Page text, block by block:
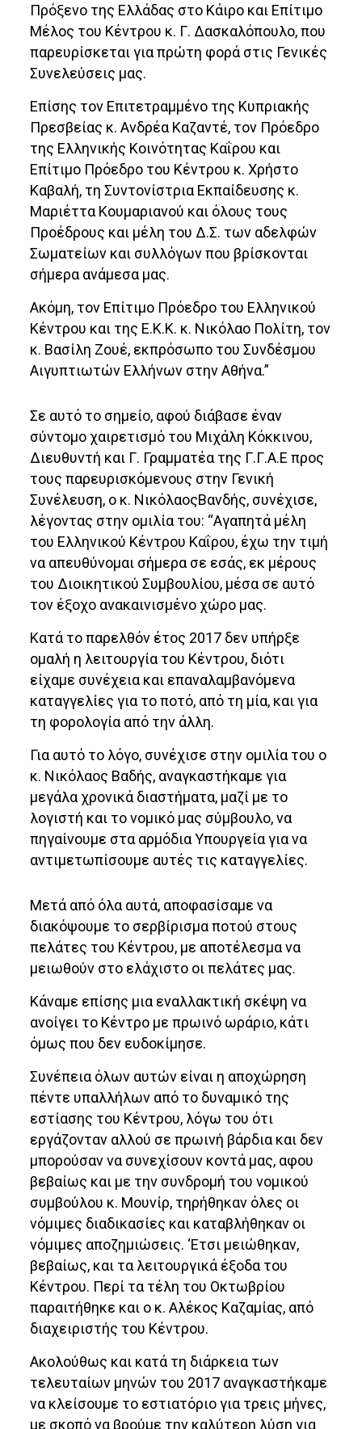
Πρόξενο της Ελλάδας στο Κάιρο και Επίτιμο
Μέλος του Κέντρου κ. Γ. Δασκαλόπουλο, που
παρευρίσκεται για πρώτη φορά στις Γενικές
Συνελεύσεις μας.
Επίσης τον Επιτετραμμένο της Κυπριακής
Πρεσβείας κ. Ανδρέα Καζαντέ, τον Πρόεδρο
της Ελληνικής Κοινότητας Καΐρου και
Επίτιμο Πρόεδρο του Κέντρου κ. Χρήστο
Καβαλή, τη Συντονίστρια Εκπαίδευσης κ.
Μαριέττα Κουμαριανού και όλους τους
Προέδρους και μέλη του Δ.Σ. των αδελφών
Σωματείων και συλλόγων που βρίσκονται
σήμερα ανάμεσα μας.
Ακόμη, τον Επίτιμο Πρόεδρο του Ελληνικού
Κέντρου και της Ε.Κ.Κ. κ. Νικόλαο Πολίτη, τον
κ. Βασίλη Ζουέ, εκπρόσωπο του Συνδέσμου
Αιγυπτιωτών Ελλήνων στην Αθήνα.”
Σε αυτό το σημείο, αφού διάβασε έναν
σύντομο χαιρετισμό του Μιχάλη Κόκκινου,
Διευθυντή και Γ. Γραμματέα της Γ.Γ.Α.Ε προς
τους παρευρισκόμενους στην Γενική
Συνέλευση, ο κ. ΝικόλαοςΒανδής, συνέχισε,
λέγοντας στην ομιλία του: “Αγαπητά μέλη
του Ελληνικού Κέντρου Καΐρου, έχω την τιμή
να απευθύνομαι σήμερα σε εσάς, εκ μέρους
του Διοικητικού Συμβουλίου, μέσα σε αυτό
τον έξοχο ανακαινισμένο χώρο μας.
Κατά το παρελθόν έτος 2017 δεν υπήρξε
ομαλή η λειτουργία του Κέντρου, διότι
είχαμε συνέχεια και επαναλαμβανόμενα
καταγγελίες για το ποτό, από τη μία, και για
τη φορολογία από την άλλη.
Για αυτό το λόγο, συνέχισε στην ομιλία του ο
κ. Νικόλαος Βαδής, αναγκαστήκαμε για
μεγάλα χρονικά διαστήματα, μαζί με το
λογιστή και το νομικό μας σύμβουλο, να
πηγαίνουμε στα αρμόδια Υπουργεία για να
αντιμετωπίσουμε αυτές τις καταγγελίες.
Μετά από όλα αυτά, αποφασίσαμε να
διακόψουμε το σερβίρισμα ποτού στους
πελάτες του Κέντρου, με αποτέλεσμα να
μειωθούν στο ελάχιστο οι πελάτες μας.
Κάναμε επίσης μια εναλλακτική σκέψη να
ανοίγει το Κέντρο με πρωινό ωράριο, κάτι
όμως που δεν ευδοκίμησε.
Συνέπεια όλων αυτών είναι η αποχώρηση
πέντε υπαλλήλων από το δυναμικό της
εστίασης του Κέντρου, λόγω του ότι
εργάζονταν αλλού σε πρωινή βάρδια και δεν
μπορούσαν να συνεχίσουν κοντά μας, αφου
βεβαίως και με την συνδρομή του νομικού
συμβούλου κ. Μουνίρ, τηρήθηκαν όλες οι
νόμιμες διαδικασίες και καταβλήθηκαν οι
νόμιμες αποζημιώσεις. ‘Ετσι μειώθηκαν,
βεβαίως, και τα λειτουργικά έξοδα του
Κέντρου. Περί τα τέλη του Οκτωβρίου
παραιτήθηκε και ο κ. Αλέκος Καζαμίας, από
διαχειριστής του Κέντρου.
Ακολούθως και κατά τη διάρκεια των
τελευταίων μηνών του 2017 αναγκαστήκαμε
να κλείσουμε το εστιατόριο για τρεις μήνες,
με σκοπό να βρούμε την καλύτερη λύση για